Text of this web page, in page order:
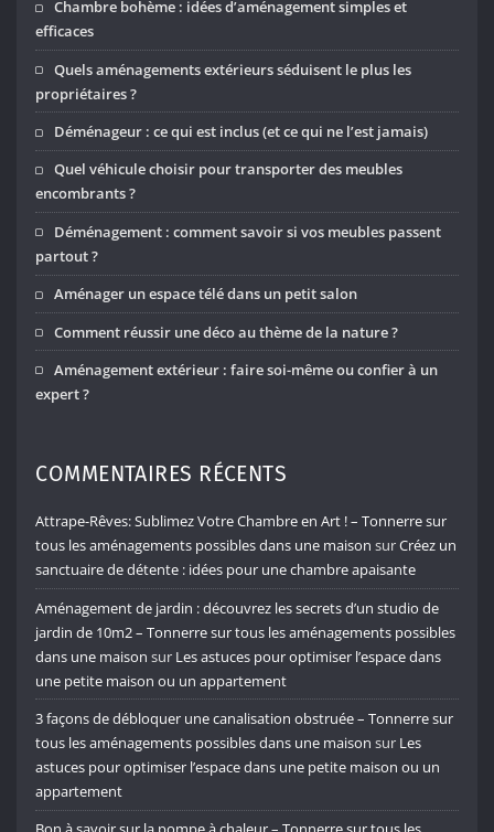
Chambre bohème : idées d’aménagement simples et
efficaces
Quels aménagements extérieurs séduisent le plus les
propriétaires ?
Déménageur : ce qui est inclus (et ce qui ne l’est jamais)
Quel véhicule choisir pour transporter des meubles
encombrants ?
Déménagement : comment savoir si vos meubles passent
partout ?
Aménager un espace télé dans un petit salon
Comment réussir une déco au thème de la nature ?
Aménagement extérieur : faire soi-même ou confier à un
expert ?
COMMENTAIRES RÉCENTS
Attrape-Rêves: Sublimez Votre Chambre en Art ! – Tonnerre sur
tous les aménagements possibles dans une maison surCréez un
sanctuaire de détente : idées pour une chambre apaisante
Aménagement de jardin : découvrez les secrets d’un studio de
jardin de 10m2 – Tonnerre sur tous les aménagements possibles
dans une maison sur Les astuces pour optimiser l’espace dans
une petite maison ou un appartement
3 façons de débloquer une canalisation obstruée – Tonnerre sur
tous les aménagements possibles dans une maison sur Les
astuces pour optimiser l’espace dans une petite maison ou un
appartement